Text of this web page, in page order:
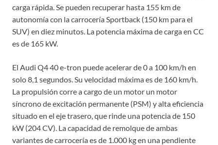
carga rápida. Se pueden recuperar hasta 155 km de
autonomía con la carrocería Sportback (150 km para el
SUV) en diez minutos. La potencia máxima de carga en CC
es de 165 kW.
El Audi Q4 40 e-tron puede acelerar de 0 a 100 km/h en
solo 8,1 segundos. Su velocidad máxima es de 160 km/h.
La propulsión corre a cargo de un motor un motor
síncrono de excitación permanente (PSM) y alta eficiencia
situado en el eje trasero, que rinde una potencia de 150
kW (204 CV). La capacidad de remolque de ambas
variantes de carrocería es de 1.000 kg en una pendiente